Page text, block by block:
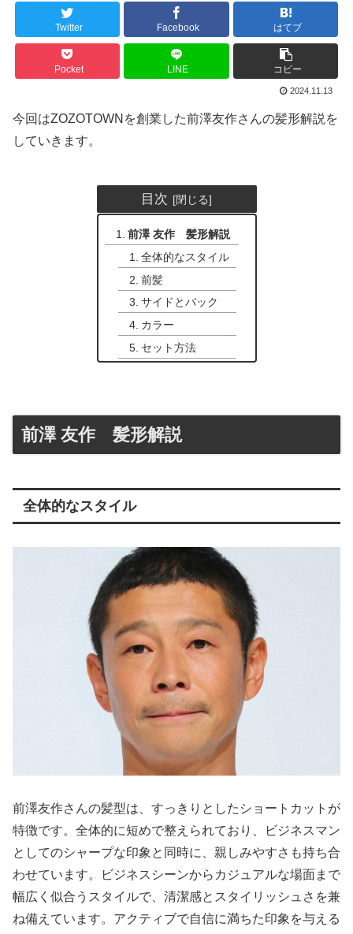
Twitter Facebook はてブ
Pocket LINE コピー
2024.11.13
今回はZOZOTOWNを創業した前澤友作さんの髪形解説を
していきます。
目次
前澤 友作 髪形解説
全体的なスタイル
前髪
サイドとバック
カラー
セット方法
前澤 友作 髪形解説
全体的なスタイル
前澤友作さんの髪型は、すっきりとしたショートカットが
特徴です。全体的に短めで整えられており、ビジネスマン
としてのシャープな印象と同時に、親しみやすさも持ち合
わせています。ビジネスシーンからカジュアルな場面まで
幅広く似合うスタイルで、清潔感とスタイリッシュさを兼
ね備えています。アクティブで自信に満ちた印象を与える